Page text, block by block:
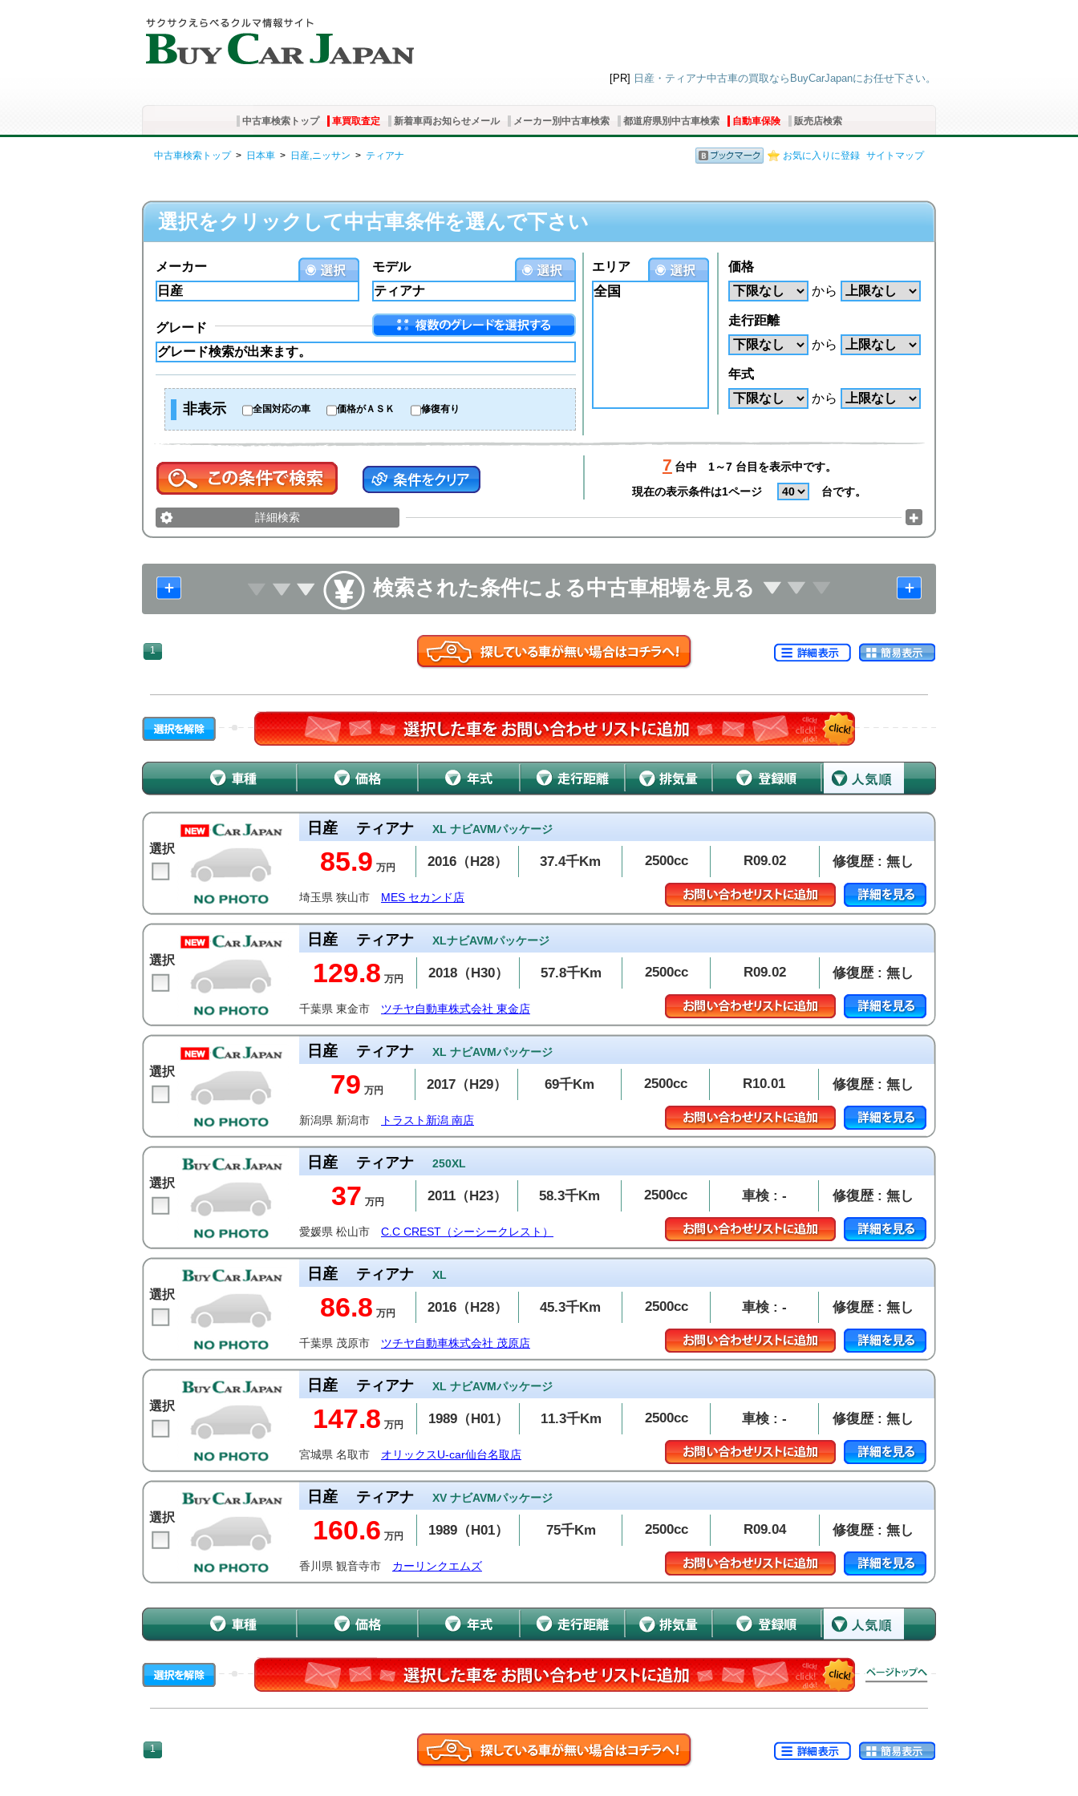
[PR] 日産・ティアナ中古車の買取ならBuyCarJapanにお任せ下さい。
中古車検索トップ 車買取査定 新着車両お知らせメール メーカー別中古車検索 都道府県別中古車検索 自動車保険 販売店検索
お気に入りに登録 サイトマップ
中古車検索トップ> 日本車 > 日産,ニッサン > ティアナ
選択をクリックして中古車条件を選んで下さい
モデル
メーカー
グレード
非表示 全国対応の車 価格がＡＳＫ 修復有り
エリア
全国
価格
から
走行距離
から
年式
から
7 台中
1～7 台目を表示中です。
現在の表示条件は1ページ
台です。
詳細検索
検索された条件による中古車相場を見る
1
選択
日産 ティアナ XL ナビAVMパッケージ
85.9 万円 2016（H28） 37.4千Km 2500cc R09.02 修復歴 : 無し
埼玉県 狭山市 MES セカンド店
選択
日産 ティアナ XLナビAVMパッケージ
129.8 万円 2018（H30） 57.8千Km 2500cc R09.02 修復歴 : 無し
千葉県 東金市 ツチヤ自動車株式会社 東金店
選択
日産 ティアナ XL ナビAVMパッケージ
79 万円 2017（H29） 69千Km 2500cc R10.01 修復歴 : 無し
新潟県 新潟市 トラスト新潟 南店
選択
日産 ティアナ 250XL
37 万円 2011（H23） 58.3千Km 2500cc 車検 : - 修復歴 : 無し
愛媛県 松山市 C.C CREST（シーシークレスト）
選択
日産 ティアナ XL
86.8 万円 2016（H28） 45.3千Km 2500cc 車検 : - 修復歴 : 無し
千葉県 茂原市 ツチヤ自動車株式会社 茂原店
選択
日産 ティアナ XL ナビAVMパッケージ
147.8 万円 1989（H01） 11.3千Km 2500cc 車検 : - 修復歴 : 無し
宮城県 名取市 オリックスU-car仙台名取店
選択
日産 ティアナ XV ナビAVMパッケージ
160.6 万円 1989（H01） 75千Km 2500cc R09.04 修復歴 : 無し
香川県 観音寺市 カーリンクエムズ
1